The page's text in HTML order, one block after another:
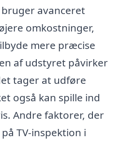
avanceret
omkostninger,
mere præcise
af udstyret påvirker
tager at udføre
også kan spille ind
Andre faktorer, der
TV-inspektion i